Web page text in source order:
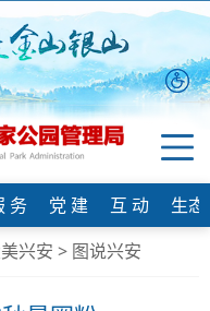
务 党 建 互 动
生
兴安 > 图说兴安